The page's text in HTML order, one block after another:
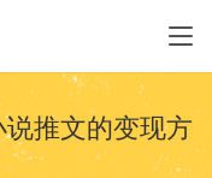
推文的变现方